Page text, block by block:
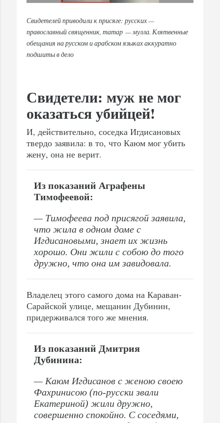
Свидетелей приводили к присяге: русских —
православный священник, татар — мулла. Клятвенные
обещания на русском и арабском языках аккуратно
подшиты в дело
Свидетели: муж не мог
оказаться убийцей!
И, действительно, соседка Игдисановых
твердо заявила: в то, что Каюм мог убить
жену, она не верит.
Из показаний Аграфены
Тимофеевой:
— Тимофеева под присягой заявила,
что жила в одном доме с
Игдисановыми, знает их жизнь
хорошо. Они жили с собою до того
дружно, что она им завидовала.
Владелец этого самого дома на Караван-
Сарайской улице, мещанин Дубинин,
придерживался того же мнения.
Из показаний Дмитрия
Дубинина:
— Каюм Игдисанов с женою своею
Фахринисою (по-русски звали
Екатериной) жили дружно,
совершенно спокойно. С соседями,